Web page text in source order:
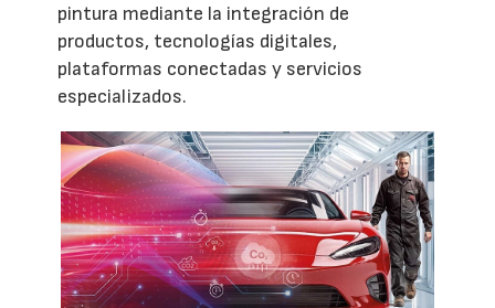
pintura mediante la integración de
productos, tecnologías digitales,
plataformas conectadas y servicios
especializados.